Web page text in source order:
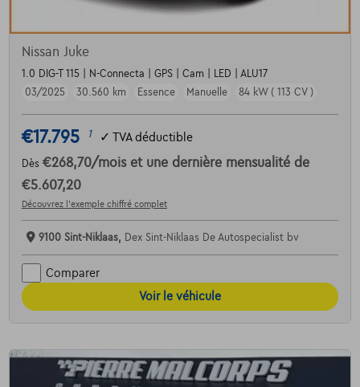
Nissan Juke
1.0 DIG-T 115 | N-Connecta | GPS | Cam | LED | ALU17
03/2025
30.560 km Essence Manuelle 84 kW ( 113 CV )
€17.795 1 ✓ TVA déductible
Dès €268,70/mois et une dernière mensualité de
€5.607,20
Découvrez l’exemple chiffré complet
9100 Sint-Niklaas, Dex Sint-Niklaas De Autospecialist bv
Comparer
Voir le véhicule